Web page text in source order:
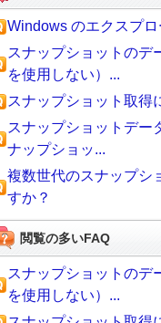
Windows のエクスプ
スナップショットのデ
を使用しない）...
スナップショット取得
スナップショットデー
ナップショッ...
複数世代のスナップシ
すか？
閲覧の多いFAQ
スナップショットのデ
を使用しない）...